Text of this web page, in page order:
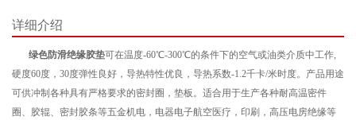
详细介绍
绿色防滑绝缘胶垫可在温度-60℃-300℃的条件下的空气或油类介质中工作,
硬度60度，30度弹性良好，导热特性优良，导热系数-1.2千卡/米时度。产品用途
可供冲制各种具有严格要求的密封圈，垫板。适合用于生产各种耐高温密件
圈、胶辊、密封胶条等五金机电，电器电子航空医疗，印刷，高压电房绝缘等